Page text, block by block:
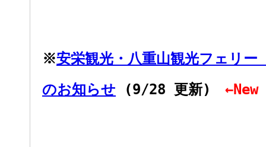
※安栄観光・八重山観光フェリー
のお知らせ (9/28 更新) ←New